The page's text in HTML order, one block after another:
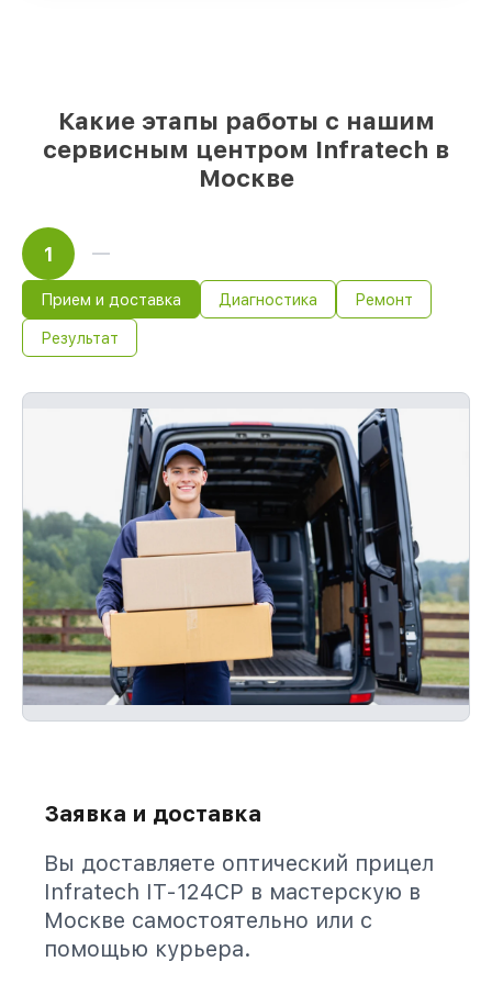
Какие этапы работы с нашим
сервисным центром Infratech в
Москве
1
Прием и доставка Диагностика Ремонт
Результат
Заявка и доставка
Вы доставляете оптический прицел
Infratech IT-124CP в мастерскую в
Москве самостоятельно или с
помощью курьера.